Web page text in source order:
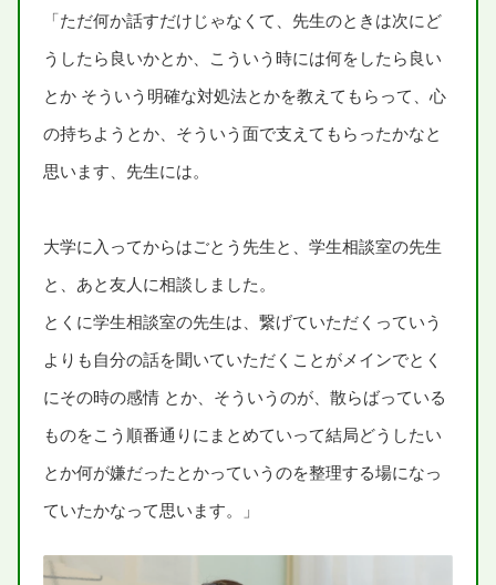
「ただ何か話すだけじゃなくて、 先生のときは次にど
うしたら 良いかとか、こういう 時には何をしたら 良い
とか そういう 明確な対処法とかを教えてもらって、 心
の持ちようとか、そういう 面で支えてもらったかなと
思います、 先生には。
大学に 入 ってからはごとう 先生と、 学生相談室の先生
と、あと友人 に相談 しました。
とくに学生相談室の先生は、 繋げていただくっていう
よりも 自分の話を聞いていただくことがメインでとく
にその時の感情 とか、そういうのが、 散らばっている
ものをこう 順番通 りにまとめていって結局どうしたい
とか何が嫌だったとかっていうのを整理する場になっ
ていたかなって思います。」